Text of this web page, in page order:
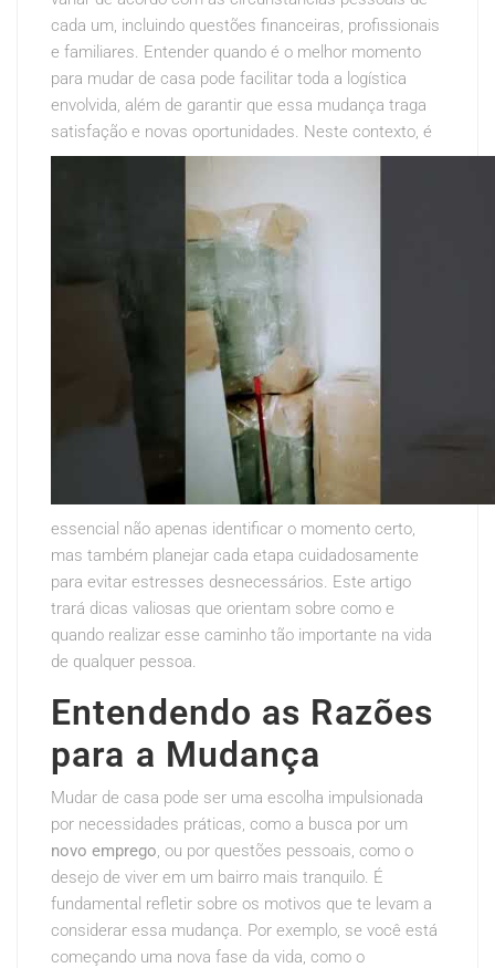
cada um, incluindo questões financeiras, profissionais
e familiares. Entender quando é o melhor momento
para mudar de casa pode facilitar toda a logística
envolvida, além de garantir que essa mudança traga
satisfação e novas oportunidades. Neste contexto, é
essencial não apenas identificar o momento certo,
mas também planejar cada etapa cuidadosamente
para evitar estresses desnecessários. Este artigo
trará dicas valiosas que orientam sobre como e
quando realizar esse caminho tão importante na vida
de qualquer pessoa.
Entendendo as Razões
para a Mudança
Mudar de casa pode ser uma escolha impulsionada
por necessidades práticas, como a busca por um
novo emprego, ou por questões pessoais, como o
desejo de viver em um bairro mais tranquilo. É
fundamental refletir sobre os motivos que te levam a
considerar essa mudança. Por exemplo, se você está
começando uma nova fase da vida, como o